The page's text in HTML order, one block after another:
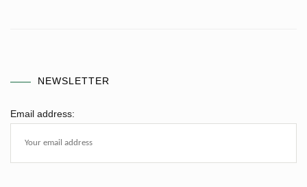
NEWSLETTER
Email address: